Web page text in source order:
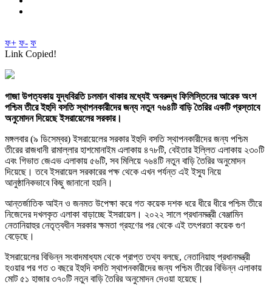
ফ+ ফ- ফ
Link Copied!
গাজা উপত্যকায় যুদ্ধবিরতি চলমান থাকার মধ্যেই অবরুদ্ধ ফিলিস্তিনের আরেক অংশ
পশ্চিম তীরে ইহুদি বসতি স্থাপনকারীদের জন্য নতুন ৭৬৪টি বাড়ি তৈরির একটি প্রস্তাবে
অনুমোদন দিয়েছে ইসরায়েলের সরকার।
মঙ্গলবার (৯ ডিসেম্বর) ইসরায়েলের সরকার ইহুদি বসতি স্থাপনকারীদের জন্য পশ্চিম
তীরের রাজধানী রামাল্লার হাশমোনাইম এলাকায় ৪৭৮টি, বেইতার ইল্লিত এলাকায় ২৩০টি
এবং গিভাত জেএভ এলাকায় ৫৬টি, সব মিলিয়ে ৭৬৪টি নতুন বাড়ি তৈরির অনুমোদন
দিয়েছে। তবে ইসরায়েল সরকারের পক্ষ থেকে এখন পর্যন্ত এই ইস্যু নিয়ে
আনুষ্ঠানিকভাবে কিছু জানানো হয়নি।
আন্তর্জাতিক আইন ও জনমত উপেক্ষা করে গত কয়েক দশক ধরে ধীরে ধীরে পশ্চিম তীরে
নিজেদের দখলকৃত এলাকা বাড়াচ্ছে ইসরায়েল। ২০২২ সালে প্রধানমন্ত্রী বেঞ্জামিন
নেতানিয়াহুর নেতৃত্বধীন সরকার ক্ষমতা গ্রহণের পর থেকে এই তৎপরতা কয়েক গুণ
বেড়েছে।
ইসরায়েলের বিভিন্ন সংবাদমাধ্যম থেকে প্রাপ্ত তথ্য বলছে, নেতানিয়াহু প্রধানমন্ত্রী
হওয়ার পর গত ৩ বছরে ইহুদি বসতি স্থাপনকারীদের জন্য পশ্চিম তীরের বিভিন্ন এলাকায়
মোট ৫১ হাজার ৩৭০টি নতুন বাড়ি তৈরির অনুমোদন দেওয়া হয়েছে।